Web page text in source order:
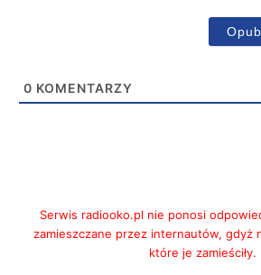
0 KOMENTARZY
Serwis radiooko.pl nie ponosi
zamieszczane przez internautów, gdyż
które je zamieściły.